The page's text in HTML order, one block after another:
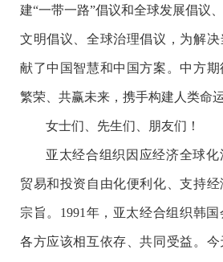
建“一带一路”倡议和全球发展倡议
文明倡议、全球治理倡议，为解
献了中国智慧和中国方案。中方
繁荣、共赢未来，携手构建人类命
女士们、先生们、朋友们！
亚太经合组织因应经济全球
贸易和投资自由化便利化、支持
宗旨。1991年，亚太经合组织韩
各方应该相互依存、共同受益。